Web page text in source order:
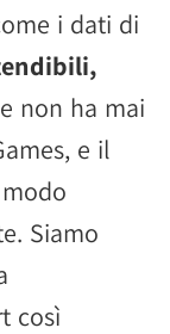
i dati di
non ha mai
e il
Siamo
così